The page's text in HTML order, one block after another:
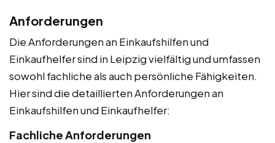
Anforderungen
Die Anforderungen an Einkaufshilfen und
Einkaufhelfer sind in Leipzig vielfältig und umfassen
sowohl fachliche als auch persönliche Fähigkeiten.
Hier sind die detaillierten Anforderungen an
Einkaufshilfen und Einkaufhelfer:
Fachliche Anforderungen